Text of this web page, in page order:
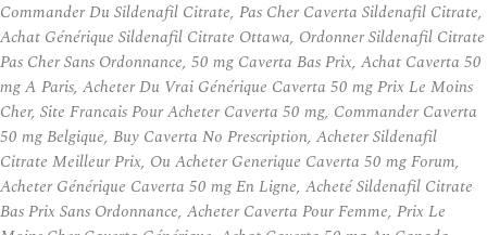
Commander Du Sildenafil Citrate, Pas Cher Caverta Sildenafil Citrate,
Achat Générique Sildenafil Citrate Ottawa, Ordonner Sildenafil Citrate
Pas Cher Sans Ordonnance, 50 mg Caverta Bas Prix, Achat Caverta 50
mg A Paris, Acheter Du Vrai Générique Caverta 50 mg Prix Le Moins
Cher, Site Francais Pour Acheter Caverta 50 mg, Commander Caverta
50 mg Belgique, Buy Caverta No Prescription, Acheter Sildenafil
Citrate Meilleur Prix, Ou Acheter Generique Caverta 50 mg Forum,
Acheter Générique Caverta 50 mg En Ligne, Acheté Sildenafil Citrate
Bas Prix Sans Ordonnance, Acheter Caverta Pour Femme, Prix Le